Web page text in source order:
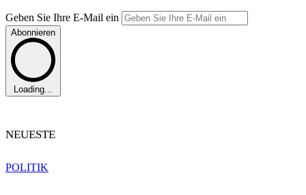
Geben Sie Ihre E-Mail ein
Abonnieren
Loading...
NEUESTE
POLITIK